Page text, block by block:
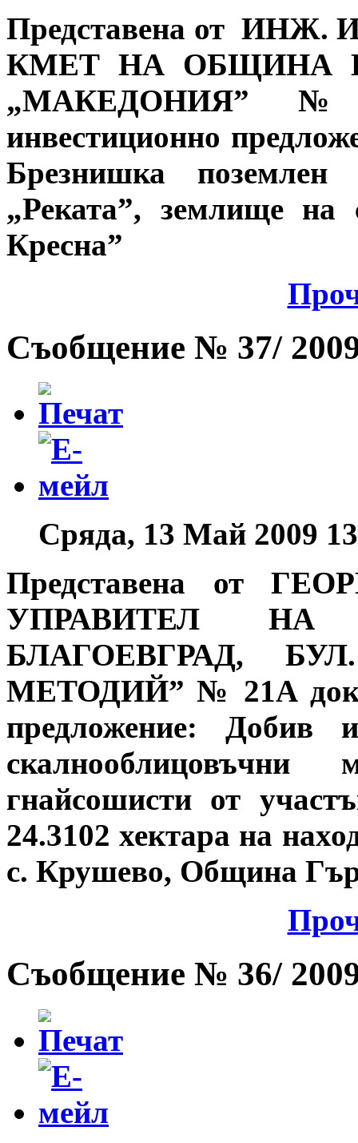
Представена от
КМЕТ НА ОБЩИНА
„МАКЕДОНИЯ” №
инвестиционно
Брезнишка
„Реката”, землище
Кресна”
Съобщение № 37/
Сряда, 13 Май 2009
Представена от
УПРАВИТЕЛ
БЛАГОЕВГРАД,
МЕТОДИЙ” № 21А
предложение: Добив и
гнайсошисти от
24.3102 хектара на
с. Крушево, Община
Съобщение № 36/